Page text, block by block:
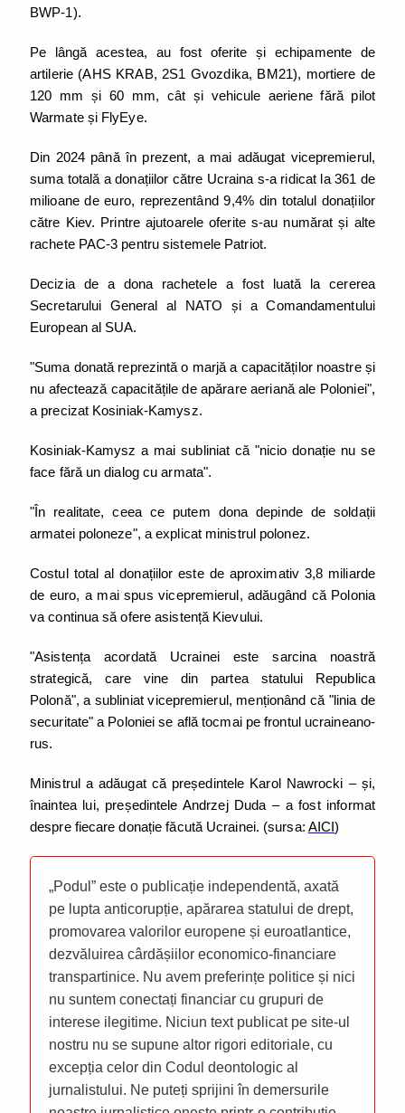
BWP-1).
Pe lângă acestea, au fost oferite și echipamente de
artilerie (AHS KRAB, 2S1 Gvozdika, BM21), mortiere de
120 mm și 60 mm, cât și vehicule aeriene fără pilot
Warmate și FlyEye.
Din 2024 până în prezent, a mai adăugat vicepremierul,
suma totală a donațiilor către Ucraina s-a ridicat la 361 de
milioane de euro, reprezentând 9,4% din totalul donațiilor
către Kiev. Printre ajutoarele oferite s-au numărat și alte
rachete PAC-3 pentru sistemele Patriot.
Decizia de a dona rachetele a fost luată la cererea
Secretarului General al NATO și a Comandamentului
European al SUA.
"Suma donată reprezintă o marjă a capacităților noastre și
nu afectează capacitățile de apărare aeriană ale Poloniei",
a precizat Kosiniak-Kamysz.
Kosiniak-Kamysz a mai subliniat că "nicio donație nu se
face fără un dialog cu armata".
"În realitate, ceea ce putem dona depinde de soldații
armatei poloneze", a explicat ministrul polonez.
Costul total al donațiilor este de aproximativ 3,8 miliarde
de euro, a mai spus vicepremierul, adăugând că Polonia
va continua să ofere asistență Kievului.
"Asistența acordată Ucrainei este sarcina noastră
strategică, care vine din partea statului Republica
Polonă", a subliniat vicepremierul, menționând că "linia de
securitate" a Poloniei se află tocmai pe frontul ucraineano-
rus.
Ministrul a adăugat că președintele Karol Nawrocki – și,
înaintea lui, președintele Andrzej Duda – a fost informat
despre fiecare donație făcută Ucrainei. (sursa: AICI)
„Podul” este o publicație independentă, axată
pe lupta anticorupție, apărarea statului de drept,
promovarea valorilor europene și euroatlantice,
dezvăluirea cârdășiilor economico-financiare
transpartinice. Nu avem preferințe politice și nici
nu suntem conectați financiar cu grupuri de
interese ilegitime. Niciun text publicat pe site-ul
nostru nu se supune altor rigori editoriale, cu
excepția celor din Codul deontologic al
jurnalistului. Ne puteți sprijini în demersurile